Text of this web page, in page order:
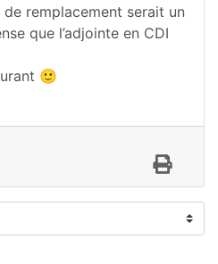
remplacement serait un
que l’adjointe en CDI
🙂